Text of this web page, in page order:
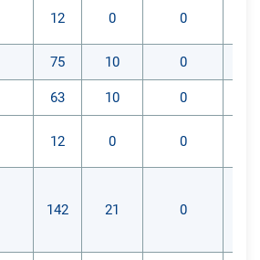
12 0 0
75 10 0
63 10 0
12 0 0
142 21 0